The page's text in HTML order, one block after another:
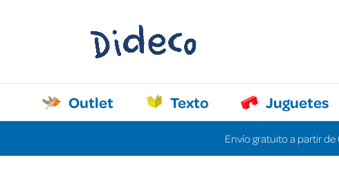
Outlet Texto Juguetes
Envío gratuito a partir